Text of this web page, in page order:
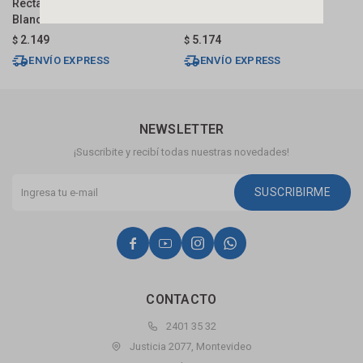
Rectangular 50x45 Cm C/mesa
Blanca Brillante Dmc
$ 2.149
ENVÍO EXPRESS
Cuadrada 41 Cm C/mesa
$ 5.174
ENVÍO EXPRESS
CONTACTO
2401 35 32
Justicia 2077, Montevideo
NEWSLETTER
¡Suscribite y recibí todas nuestras novedades!
SUSCRIBIRME
   